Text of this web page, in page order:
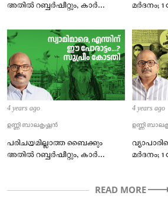
അതിൽ റബ്ബർഷീറ്റും, കാർ
ഉപേക്ഷിച്ച് കള്ളൻ പറപറന്നു
മർദനം;
4 years ago
ഉണ്ണി ബാലകൃഷ്ണൻ
പരിചയമില്ലാത്ത ബൈക്കും
അതിൽ റബ്ബർഷീറ്റും, കാർ
4 years ago
ഉണ്ണി
മർദനം;
READ MORE